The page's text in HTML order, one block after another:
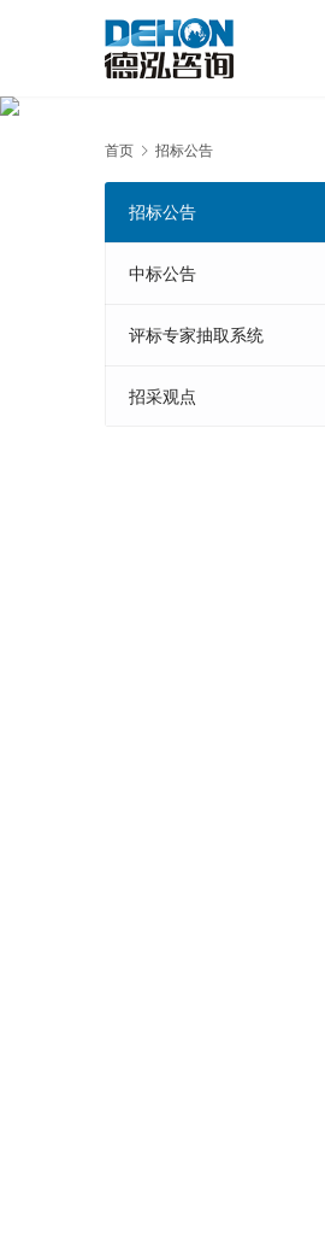
首页 招标公告
招标公告
中标公告
评标专家抽取系统
招采观点